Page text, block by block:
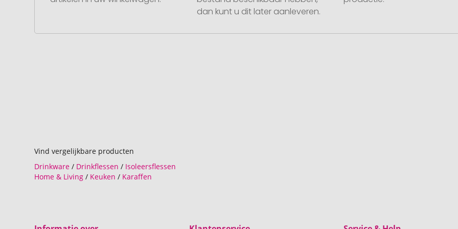
dan kunt u dit later aanleveren.
Vind vergelijkbare producten
Drinkware / Drinkflessen / Isoleersflessen
Home & Living / Keuken / Karaffen